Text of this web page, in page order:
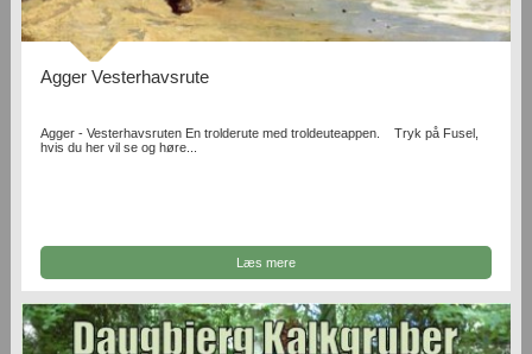
Agger Vesterhavsrute
Agger - Vesterhavsruten En trolderute med troldeuteappen. Tryk på Fusel,
hvis du her vil se og høre...
Læs mere